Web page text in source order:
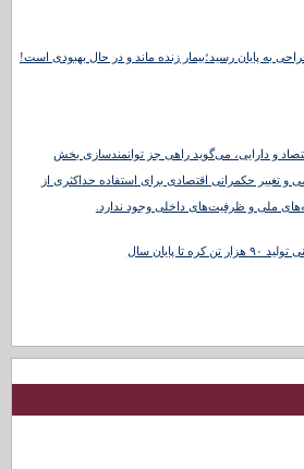
به پایان رسید؛بیمار زنده ماند و در حال بهبودی است!
و دارایی، می‌گوید راهی جز توانمندسازی بخش
تغییر حکمرانی اقتصادی برای استفاده حداکثری از
ملی و ظرفیت‌های داخلی وجود ندارد.
تن کره تا پایان سال